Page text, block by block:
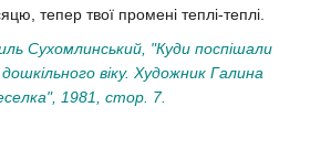
тепер твої промені теплі-теплі.
Сухомлинський, "Куди поспішали
віку. Художник Галина
1981, стор. 7.